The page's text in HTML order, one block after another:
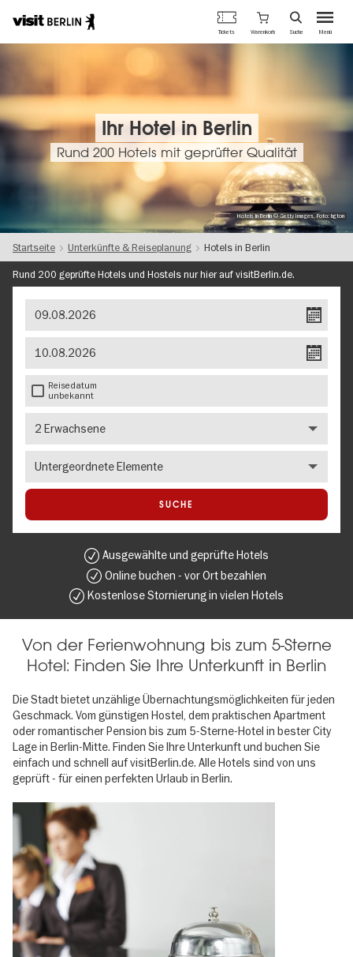
Berlins
offizielles
Menü
Tickets Warenkorb Suche
Ihr Hotel in Berlin
Rund 200 Hotels mit geprüfter Qualität
Hotels in Berlin © Getty Images, Foto: bgton
Startseite Unterkünfte & Reiseplanung Hotels in Berlin
Rund 200 geprüfte Hotels und Hostels nur hier auf visitBerlin.de.
Reisedatum
unbekannt
Erwachsene
children
SUCHE
Ausgewählte und geprüfte Hotels
Online buchen - vor Ort bezahlen
Kostenlose Stornierung in vielen Hotels
Von der Ferienwohnung bis zum 5-Sterne
Hotel: Finden Sie Ihre Unterkunft in Berlin
Die Stadt bietet unzählige Übernachtungsmöglichkeiten für jeden
Geschmack. Vom günstigen Hostel, dem praktischen Apartment
oder romantischer Pension bis zum 5-Sterne-Hotel in bester City
Lage in Berlin-Mitte. Finden Sie Ihre Unterkunft und buchen Sie
einfach und schnell auf visitBerlin.de. Alle Hotels sind von uns
geprüft - für einen perfekten Urlaub in Berlin.